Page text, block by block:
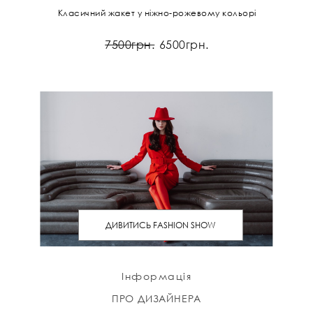
Класичний жакет у ніжно-рожевому кольорі
7500грн. 6500грн.
ДИВИТИСЬ FASHION SHOW
Інформація
ПРО ДИЗАЙНЕРА